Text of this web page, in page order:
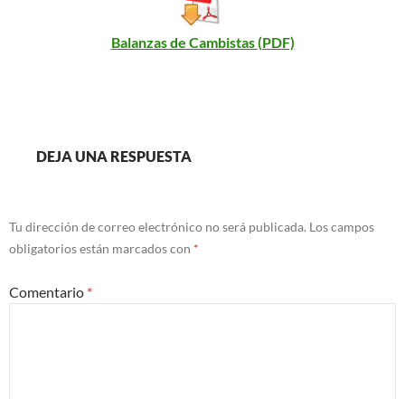
Balanzas de Cambistas (PDF)
DEJA UNA RESPUESTA
Tu dirección de correo electrónico no será publicada. Los campos
obligatorios están marcados con *
Comentario *